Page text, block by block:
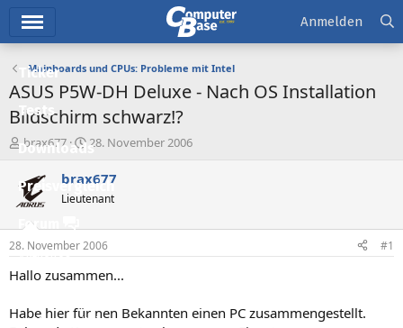
Ticker
Tests
Downloads
Preisvergleich
Forum
Aktuelles
Neue Beiträge
Anmelden
Mainboards und CPUs: Probleme mit Intel
ASUS P5W-DH Deluxe - Nach OS Installation
Bildschirm schwarz!?
E
r
t
e
e
r
brax677
E
r
s
e
l
t
a
28. November 2006
brax677
Lieutenant
28. November 2006 #1
Hallo zusammen...
Habe hier für nen Bekannten einen PC zusammengestellt.